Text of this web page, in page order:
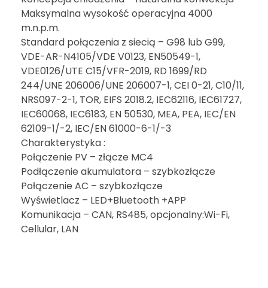
Maksymalna wysokość operacyjna 4000
m.n.p.m.
Standard połączenia z siecią – G98 lub G99,
VDE-AR-N4105/VDE V0123, EN50549-1,
VDE0126/UTE C15/VFR-2019, RD 1699/RD
244/UNE 206006/UNE 206007-1, CEI 0-21, C10/11,
NRS097-2-1, TOR, EIFS 2018.2, IEC62116, IEC61727,
IEC60068, IEC6183, EN 50530, MEA, PEA, IEC/EN
62109-1/-2, IEC/EN 61000-6-1/-3
Charakterystyka :
Połączenie PV – złącze MC4
Podłączenie akumulatora – szybkozłącze
Połączenie AC – szybkozłącze
Wyświetlacz – LED+Bluetooth +APP
Komunikacja – CAN, RS485, opcjonalny:Wi-Fi,
Cellular, LAN